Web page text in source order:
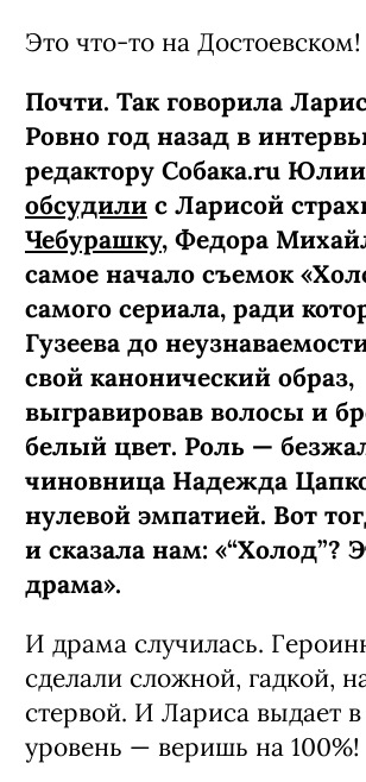
Это что-то на Достоевском!
Почти. Так говорила
Ровно год назад в
редактору Собака.ru
обсудили с Ларисой
Чебурашку, Федора
самое начало съемок
самого сериала, ради
Гузеева до
свой канонический образ,
выгравировав волосы и
белый цвет. Роль —
чиновница Надежда
нулевой эмпатией. Вот
и сказала нам: «“Холод”?
драма».
И драма случилась.
сделали сложной, гадкой,
стервой. И Лариса выдает
уровень — веришь на 100%!